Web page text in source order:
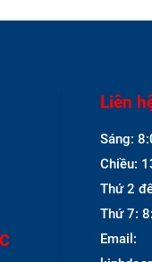
Liên
Sáng:
Chiều:
Thứ 2
Thứ 7:
Email: